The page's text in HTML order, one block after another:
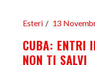
Esteri 13
CUBA: ENTRI
NON TI SALVI